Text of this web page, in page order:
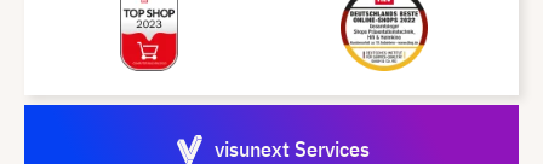
visunext Services